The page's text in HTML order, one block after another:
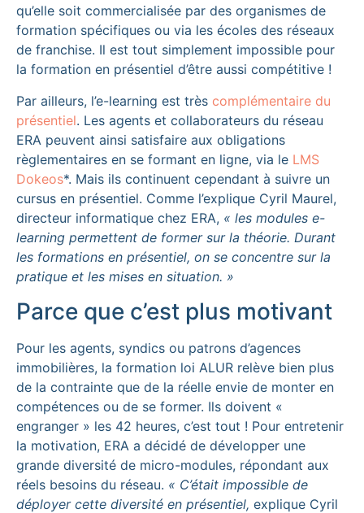
qu’elle soit commercialisée par des organismes de
formation spécifiques ou via les écoles des réseaux
de franchise. Il est tout simplement impossible pour
la formation en présentiel d’être aussi compétitive !
Par ailleurs, l’e-learning est très complémentaire du
présentiel. Les agents et collaborateurs du réseau
ERA peuvent ainsi satisfaire aux obligations
règlementaires en se formant en ligne, via le LMS
Dokeos*. Mais ils continuent cependant à suivre un
cursus en présentiel. Comme l’explique Cyril Maurel,
directeur informatique chez ERA, « les modules e-
learning permettent de former sur la théorie. Durant
les formations en présentiel, on se concentre sur la
pratique et les mises en situation. »
Parce que c’est plus motivant
Pour les agents, syndics ou patrons d’agences
immobilières, la formation loi ALUR relève bien plus
de la contrainte que de la réelle envie de monter en
compétences ou de se former. Ils doivent «
engranger » les 42 heures, c’est tout ! Pour entretenir
la motivation, ERA a décidé de développer une
grande diversité de micro-modules, répondant aux
réels besoins du réseau. « C’était impossible de
déployer cette diversité en présentiel, explique Cyril